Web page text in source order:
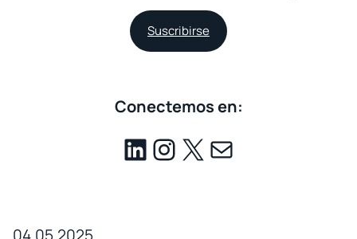
Suscribirse
Conectemos en: